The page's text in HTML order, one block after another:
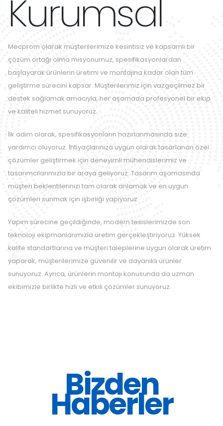
Kurumsal
Mecprom olarak müşterilerimize kesintisiz ve kapsamlı bir
çözüm ortağı olma misyonumuz, spesifikasyonlardan
başlayarak ürünlerin üretimi ve montajına kadar olan tüm
geliştirme sürecini kapsar. Müşterilerimiz için vazgeçilmez bir
destek sağlamak amacıyla, her aşamada profesyonel bir ekip
ve kaliteli hizmet sunuyoruz.
İlk adım olarak, spesifikasyonların hazırlanmasında size
yardımcı oluyoruz. İhtiyaçlarınıza uygun olarak tasarlanan özel
çözümler geliştirmek için deneyimli mühendislerimiz ve
tasarımcılarımızla bir araya geliyoruz. Tasarım aşamasında
müşteri beklentilerinizi tam olarak anlamak ve en uygun
çözümleri sunmak için işbirliği yapıyoruz.
Yapım sürecine geçildiğinde, modern tesislerimizde son
teknoloji ekipmanlarımızla üretim gerçekleştiriyoruz. Yüksek
kalite standartlarına ve müşteri taleplerine uygun olarak üretim
yaparak, müşterilerimize güvenilir ve dayanıklı ürünler
sunuyoruz. Ayrıca, ürünlerin montajı konusunda da uzman
ekibimizle birlikte hızlı ve etkili çözümler sunuyoruz.
Bizden
Haberler